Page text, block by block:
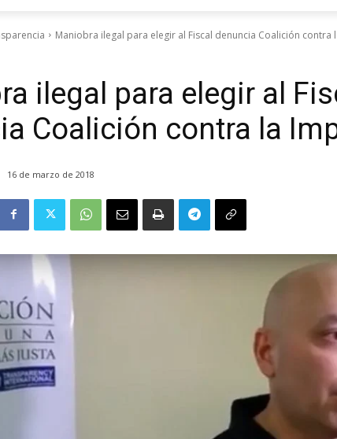
Maniobra ilegal para elegir al Fiscal denuncia Coalición contra
ilegal para elegir al
Coalición contra la
16 de marzo de 2018